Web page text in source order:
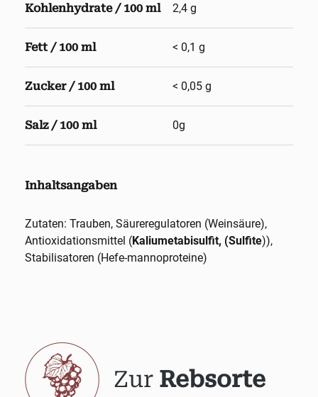
Kohlenhydrate / 100 ml 2,4 g
Fett / 100 ml < 0,1 g
Zucker / 100 ml < 0,05 g
Salz / 100 ml 0g
Inhaltsangaben
Zutaten: Trauben, Säureregulatoren (Weinsäure),
Antioxidationsmittel (Kaliumetabisulfit, (Sulfite)),
Stabilisatoren (Hefe-mannoproteine)
Zur Rebsorte